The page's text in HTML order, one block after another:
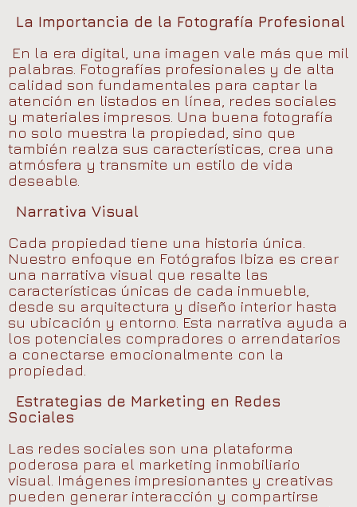
La Importancia de la Fotografía Profesional
En la era digital, una imagen vale más que mil
palabras. Fotografías profesionales y de alta
calidad son fundamentales para captar la
atención en listados en línea, redes sociales
y materiales impresos. Una buena fotografía
no solo muestra la propiedad, sino que
también realza sus características, crea una
atmósfera y transmite un estilo de vida
deseable.
Narrativa Visual
Cada propiedad tiene una historia única.
Nuestro enfoque en Fotógrafos Ibiza es crear
una narrativa visual que resalte las
características únicas de cada inmueble,
desde su arquitectura y diseño interior hasta
su ubicación y entorno. Esta narrativa ayuda a
los potenciales compradores o arrendatarios
a conectarse emocionalmente con la
propiedad.
Estrategias de Marketing en Redes
Sociales
Las redes sociales son una plataforma
poderosa para el marketing inmobiliario
visual. Imágenes impresionantes y creativas
pueden generar interacción y compartirse